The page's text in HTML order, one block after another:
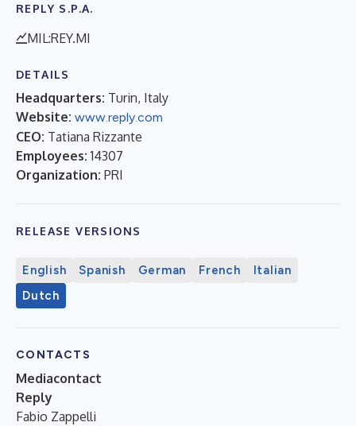
REPLY S.P.A.
MIL:REY.MI
DETAILS
Headquarters: Turin, Italy
Website: www.reply.com
CEO: Tatiana Rizzante
Employees: 14307
Organization: PRI
RELEASE VERSIONS
English Spanish German French
Italian
Dutch
CONTACTS
Mediacontact
Reply
Fabio Zappelli